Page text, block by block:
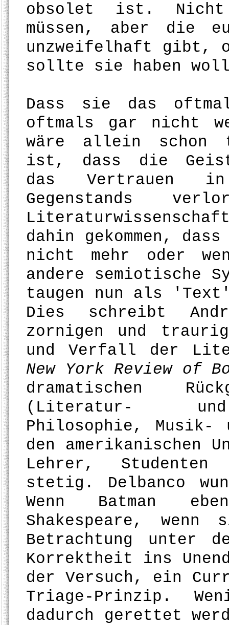
obsolet ist.
müssen, aber die
unzweifelhaft gibt,
sollte sie haben
Dass sie das
oftmals gar nicht
wäre allein schon
ist, dass die
das Vertrauen
Gegenstands
dahin gekommen,
nicht mehr oder
andere semiotische
taugen nun als
Dies schreibt
zornigen und
und Verfall der
New York Review of
dramatischen
(Literatur- und
Philosophie, Musik-
den amerikanischen
Lehrer,
stetig. Delbanco
Wenn Batman
Shakespeare,
Betrachtung unter
Korrektheit ins
der Versuch, ein
Triage-Prinzip.
dadurch gerettet